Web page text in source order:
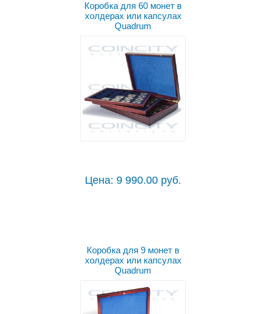
Коробка для 60 монет в
холдерах или капсулах
Quadrum
Цена: 9 990.00 руб.
Коробка для 9 монет в
холдерах или капсулах
Quadrum